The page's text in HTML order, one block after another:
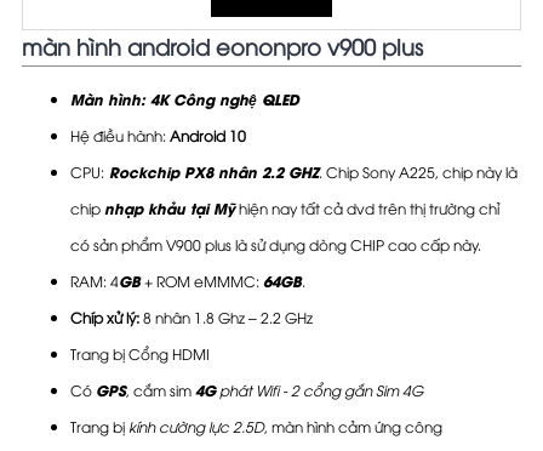
màn hình android eononpro v900 plus
Màn hình: 4K Công nghệ QLED
Hệ điều hành:Android 10
CPU:Rockchip PX8 nhân 2.2 GHZ. Chip Sony A225, chip này là
chipnhập khẩu tại Mỹhiện nay tất cả dvd trên thị trường chỉ
có sản phẩm V900 plus là sử dụng dòng CHIP cao cấp này.
RAM: 4GB+ ROM eMMMC:64GB.
Chíp xử lý:8 nhân 1.8 Ghz – 2.2 GHz
Trang bị Cổng HDMI
Có GPS, cắm sim4Gphát Wifi - 2 cổng gắn Sim 4G
Trang bị kính cường lực 2.5D, màn hình cảm ứng công